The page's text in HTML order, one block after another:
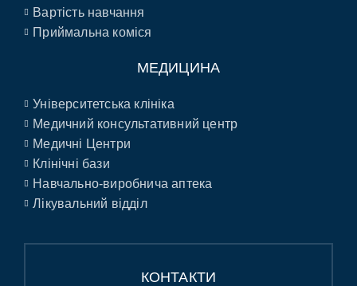
Вартість навчання
Приймальна коміся
МЕДИЦИНА
Університетська клініка
Медичний консультативний центр
Медичні Центри
Клінічні бази
Навчально-виробнича аптека
Лікувальний відділ
КОНТАКТИ